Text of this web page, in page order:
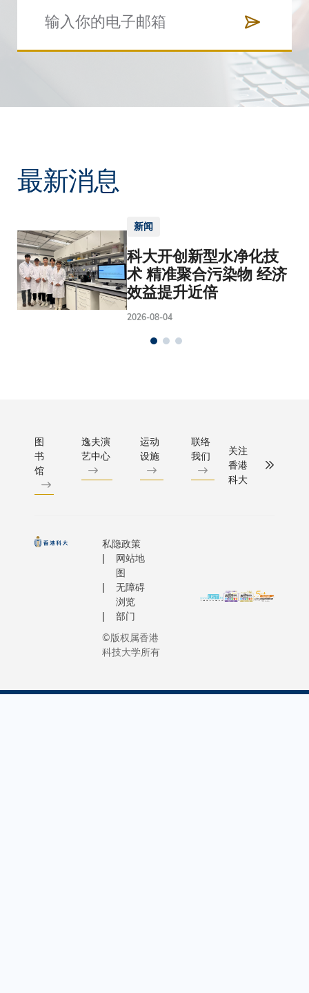
最新消息
新闻
科大开创新型水净化技
术 精准聚合污染物 经济
效益提升近倍
2026-08-04
图
书
馆
逸夫演
艺中心
运动
设施
联络
我们
关注
香港
科大
私隐政策
网站地
图
无障碍
浏览
部门
©版权属香港
科技大学所有